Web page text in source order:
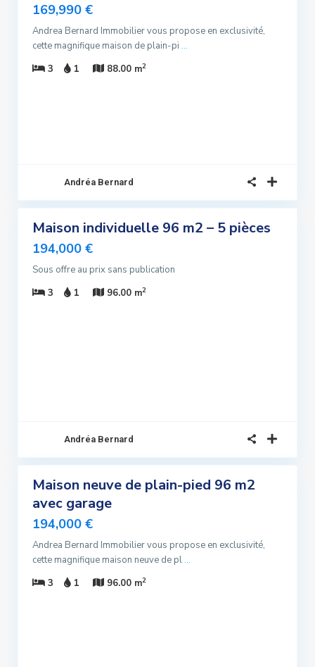
169,990 €
Andrea Bernard Immobilier vous propose en exclusivité,
cette magnifique maison de plain-pi ...
3
1 88.00 m2
Andréa Bernard
Maison individuelle 96 m2 – 5 pièces
194,000 €
Sous offre au prix sans publication
3
1 96.00 m2
Andréa Bernard
Maison neuve de plain-pied 96 m2
avec garage
194,000 €
Andrea Bernard Immobilier vous propose en exclusivité,
cette magnifique maison neuve de pl...
3
1 96.00 m2